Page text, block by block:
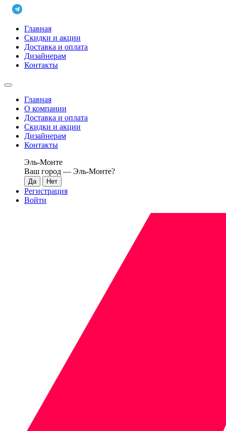
Главная
Скидки и акции
Доставка и оплата
Дизайнерам
Контакты
Главная
О компании
Доставка и оплата
Скидки и акции
Дизайнерам
Контакты
Эль-Монте
Ваш город — Эль-Монте?
Регистрация
Войти